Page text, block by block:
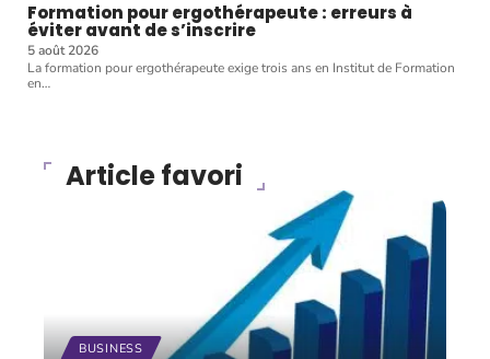
Formation pour ergothérapeute : erreurs à
éviter avant de s’inscrire
5 août 2026
La formation pour ergothérapeute exige trois ans en Institut de Formation
en…
Article favori
BUSINESS